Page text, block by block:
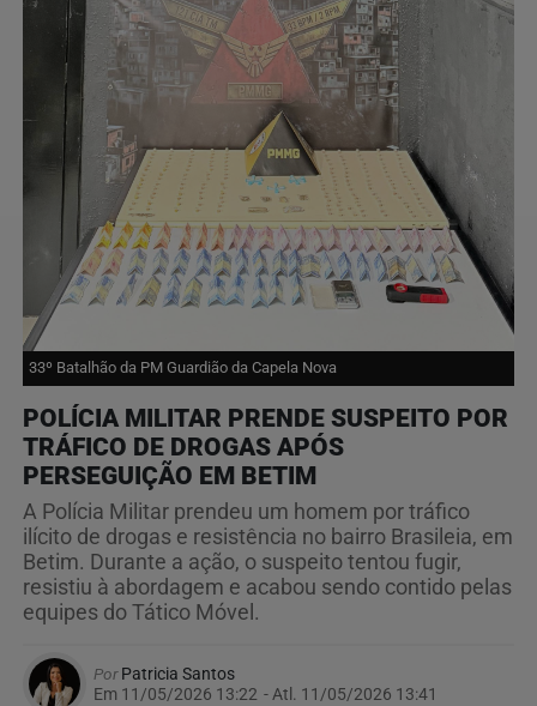
33º Batalhão da PM Guardião da Capela Nova
POLÍCIA MILITAR PRENDE SUSPEITO POR
TRÁFICO DE DROGAS APÓS
PERSEGUIÇÃO EM BETIM
A Polícia Militar prendeu um homem por tráfico
ilícito de drogas e resistência no bairro Brasileia, em
Betim. Durante a ação, o suspeito tentou fugir,
resistiu à abordagem e acabou sendo contido pelas
equipes do Tático Móvel.
PorPatricia Santos
Em 11/05/2026 13:22 - Atl. 11/05/2026 13:41